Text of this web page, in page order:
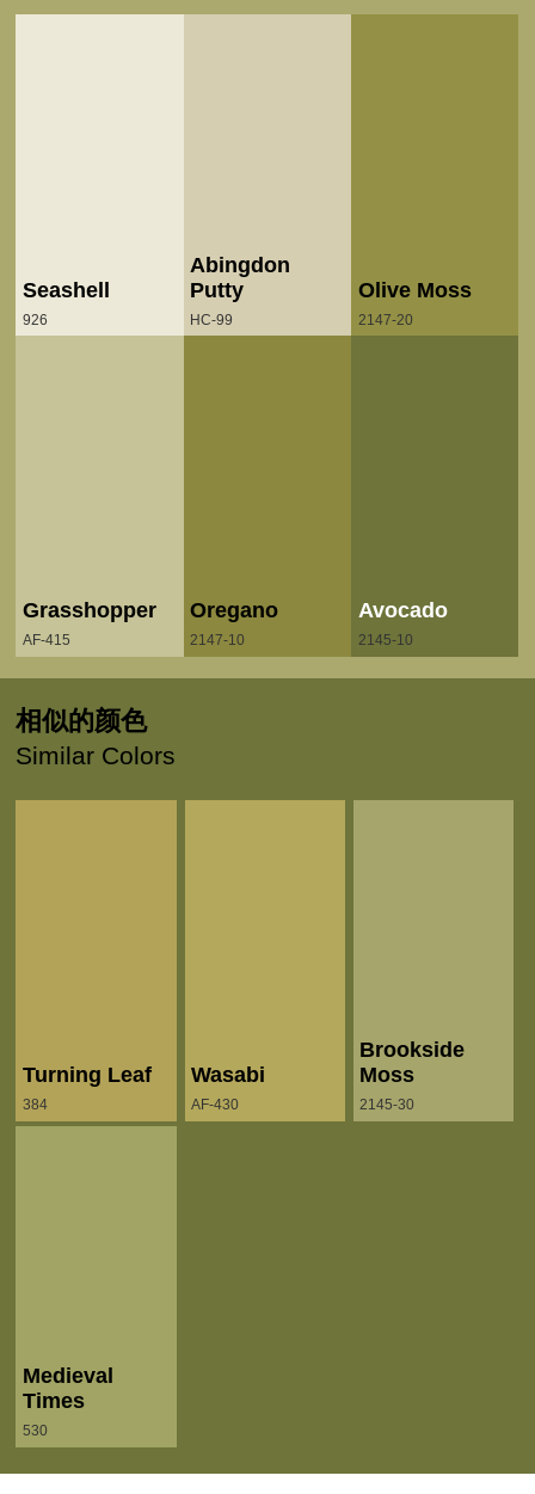
Seashell
926
Abingdon
Putty
HC-99
Olive Moss
2147-20
Grasshopper
AF-415
Oregano
2147-10
Avocado
2145-10
相似的颜色
Similar Colors
Turning Leaf
384
Wasabi
AF-430
Brookside
Moss
2145-30
Medieval
Times
530